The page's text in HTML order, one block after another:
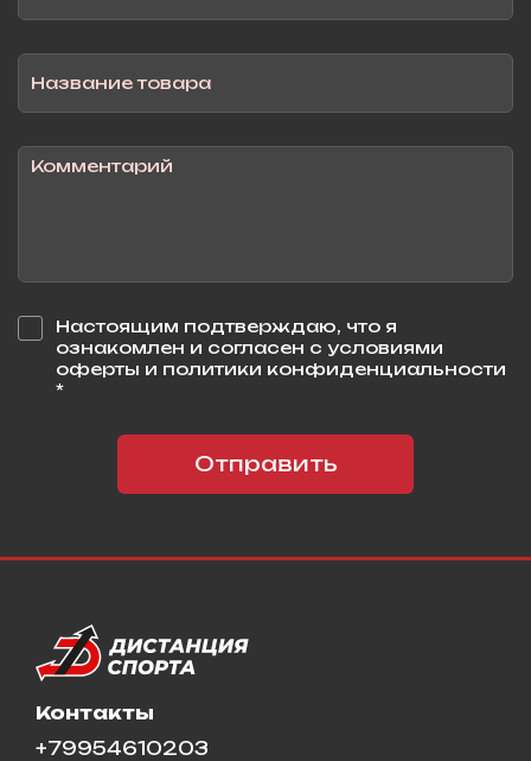
Настоящим подтверждаю, что я
ознакомлен и согласен с условиями
оферты и политики конфиденциальности
*
Отправить
Контакты
+79954610203